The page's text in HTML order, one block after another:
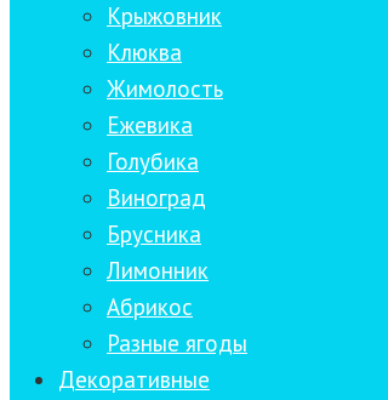
Крыжовник
Клюква
Жимолость
Ежевика
Голубика
Виноград
Брусника
Лимонник
Абрикос
Разные ягоды
Декоративные